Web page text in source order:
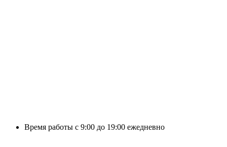
Время работы с 9:00 до 19:00 ежедневно